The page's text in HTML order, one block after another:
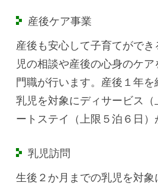
産後ケア事業
産後も安心して子育てがで
児の相談や産後の心身のケ
門職が行います。産後１年を
乳児を対象にディサービス（
ートステイ（上限５泊６日）
乳児訪問
生後２か月までの乳児を対